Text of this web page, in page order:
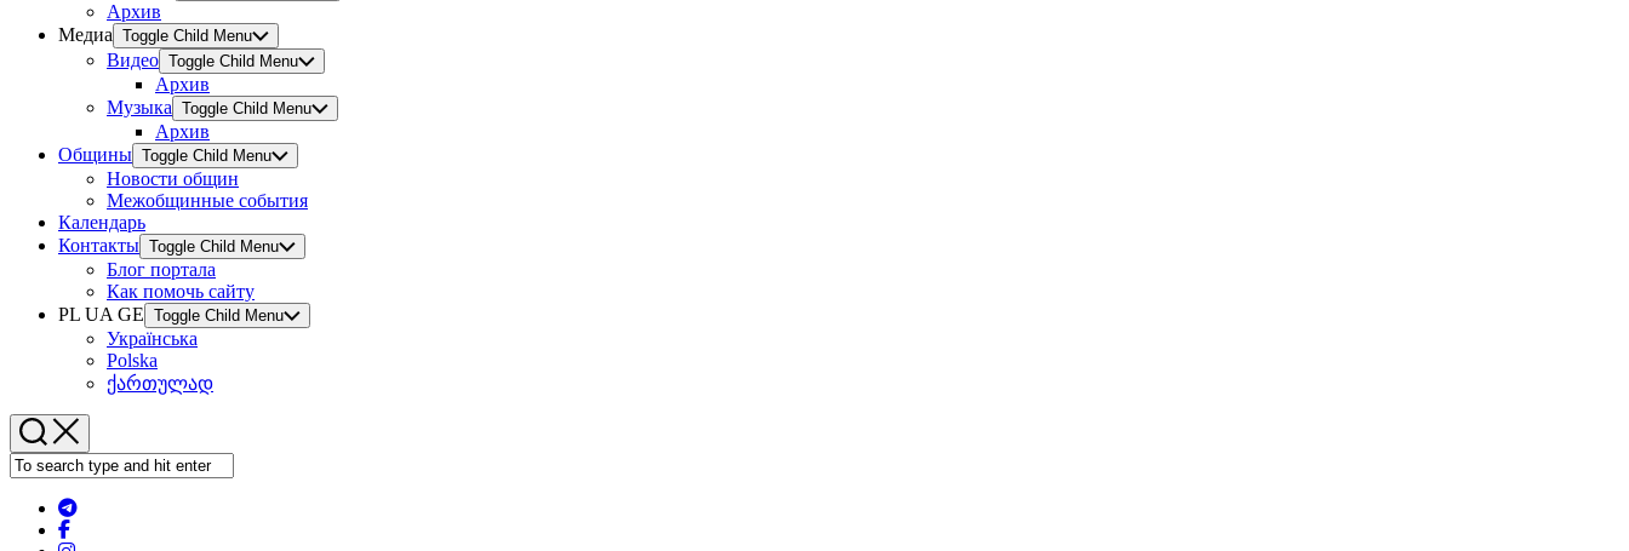
Архив
Медиа Toggle Child Menu
Видео Toggle Child Menu
Архив
Музыка Toggle Child Menu
Архив
Общины Toggle Child Menu
Новости общин
Межобщинные события
Календарь
Контакты Toggle Child Menu
Блог портала
Как помочь сайту
PL UA GE Toggle Child Menu
Українська
Polska
ქართულად